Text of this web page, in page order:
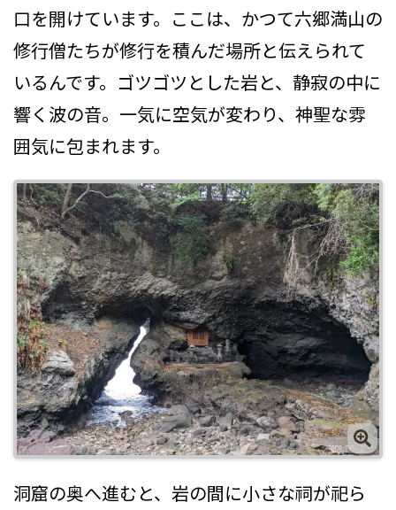
口を開けています。ここは、かつて六郷満山の
修行僧たちが修行を積んだ場所と伝えられて
いるんです。ゴツゴツとした岩と、静寂の中に
響く波の音。一気に空気が変わり、神聖な雰
囲気に包まれます。
洞窟の奥へ進むと、岩の間に小さな祠が祀ら